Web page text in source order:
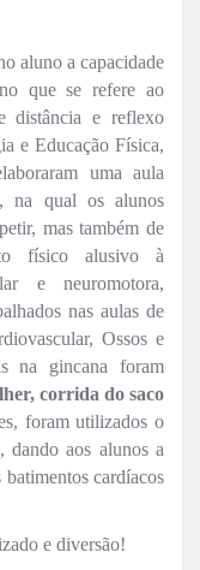
aluno a capacidade
que se refere ao
distância e reflexo
e Educação Física,
uma aula
na qual os alunos
mas também de
físico alusivo à
e neuromotora,
nas aulas de
Ossos e
na gincana foram
corrida do saco
foram utilizados o
, dando aos alunos a
cardíacos
e diversão!